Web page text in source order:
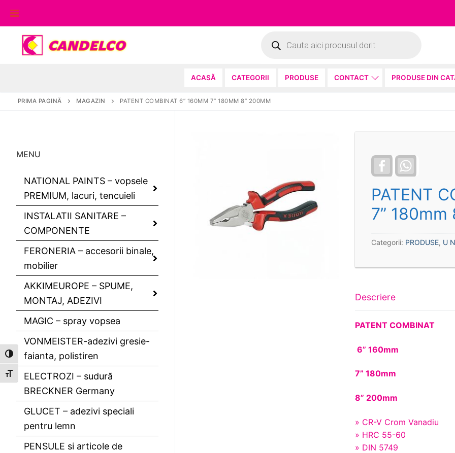
Toggle High Contrast
Toggle Font size
conținut
search
ACASĂ CATEGORII PRODUSE CONTACT PRODUSE DIN
PRIMA PAGINĂ MAGAZIN PATENT COMBINAT 6” 160MM 7” 180MM 8” 200MM
Facebook
PATENT
7” 180mm
Categorii: PRODUSE, U
Descriere
PATENT COMBINAT
6” 160mm
7” 180mm
8” 200mm
» CR-V Crom Vanadiu
» HRC 55-60
» DIN 5749
MENU
NATIONAL PAINTS – vopsele
PREMIUM, lacuri, tencuieli
INSTALATII SANITARE –
COMPONENTE
FERONERIA – accesorii binale,
mobilier
AKKIMEUROPE – SPUME,
MONTAJ, ADEZIVI
MAGIC – spray vopsea
VONMEISTER-adezivi gresie-
faianta, polistiren
ELECTROZI – sudură
BRECKNER Germany
GLUCET – adezivi speciali
pentru lemn
PENSULE si articole de